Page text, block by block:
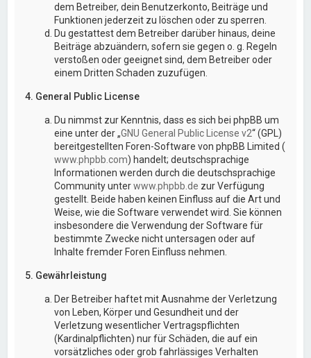
dem Betreiber, dein Benutzerkonto, Beiträge und
Funktionen jederzeit zu löschen oder zu sperren.
Du gestattest dem Betreiber darüber hinaus, deine
Beiträge abzuändern, sofern sie gegen o. g. Regeln
verstoßen oder geeignet sind, dem Betreiber oder
einem Dritten Schaden zuzufügen.
4. General Public License
Du nimmst zur Kenntnis, dass es sich bei phpBB um
eine unter der „GNU General Public License v2“ (GPL)
bereitgestellten Foren-Software von phpBB Limited (
www.phpbb.com) handelt; deutschsprachige
Informationen werden durch die deutschsprachige
Community unterwww.phpbb.de zur Verfügung
gestellt. Beide haben keinen Einfluss auf die Art und
Weise, wie die Software verwendet wird. Sie können
insbesondere die Verwendung der Software für
bestimmte Zwecke nicht untersagen oder auf
Inhalte fremder Foren Einfluss nehmen.
5. Gewährleistung
Der Betreiber haftet mit Ausnahme der Verletzung
von Leben, Körper und Gesundheit und der
Verletzung wesentlicher Vertragspflichten
(Kardinalpflichten) nur für Schäden, die auf ein
vorsätzliches oder grob fahrlässiges Verhalten